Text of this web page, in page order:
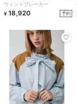
ウィンドブレーカー
¥ 18,920 予約